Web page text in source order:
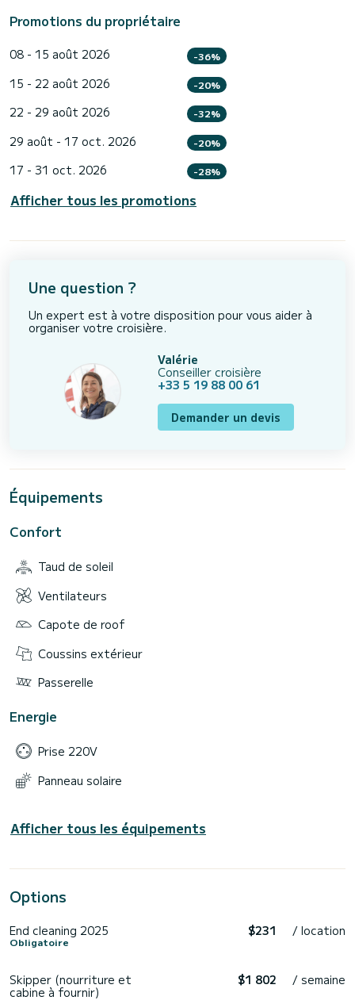
Promotions du propriétaire
08 - 15 août 2026 -36%
15 - 22 août 2026 -20%
22 - 29 août 2026 -32%
29 août - 17 oct. 2026 -20%
17 - 31 oct. 2026 -28%
Afficher tous les promotions
Une question ?
Un expert est à votre disposition pour vous aider à
organiser votre croisière.
Valérie
Conseiller croisière
+33 5 19 88 00 61
Demander un devis
Équipements
Confort
Taud de soleil
Ventilateurs
Capote de roof
Coussins extérieur
Passerelle
Energie
Prise 220V
Panneau solaire
Afficher tous les équipements
Options
End cleaning 2025
Obligatoire
$231 / location
Skipper (nourriture et
cabine à fournir)
$1 802 / semaine